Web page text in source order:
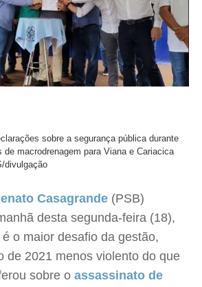
sobre a segurança pública durante
de macrodrenagem para Viana e Cariacica
divulgação
Casagrande (PSB)
desta segunda-feira (18),
o maior desafio da gestão,
de 2021 menos violento do que
sobre oassassinato de